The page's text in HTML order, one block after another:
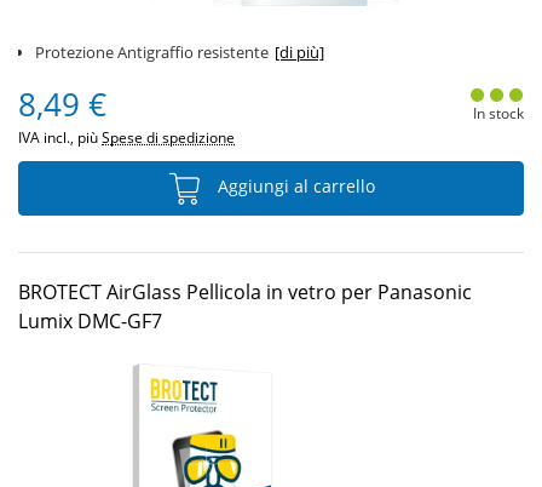
Protezione Antigraffio resistente [di più]
8,49 €
IVA incl., piùSpese di spedizione
In stock
Aggiungi al carrello
BROTECT AirGlass Pellicola in vetro per Panasonic
Lumix DMC-GF7